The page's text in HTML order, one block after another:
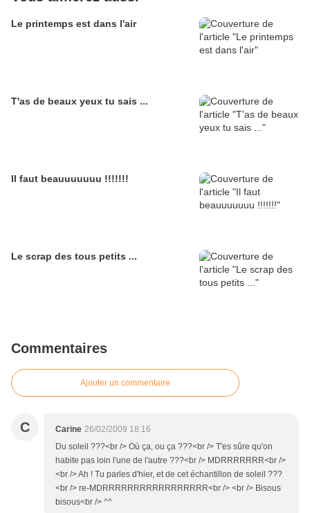
Le printemps est dans l'air
T'as de beaux yeux tu sais ...
Il faut beauuuuuuu !!!!!!!
Le scrap des tous petits ...
Commentaires
Ajouter un commentaire
C Carine 26/02/2009 18:16
Du soleil ???<br /> Où ça, ou ça ???<br /> T'es sûre qu'on
habite pas loin l'une de l'autre ???<br /> MDRRRRRRR<br />
<br /> Ah ! Tu parles d'hier, et de cet échantillon de soleil ???
<br /> re-MDRRRRRRRRRRRRRRRRR<br /> <br /> Bisous
bisous<br /> ^^